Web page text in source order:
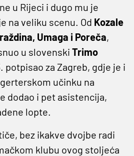
u Rijeci i dugo mu je
na veliku scenu. Od Kozale
Umaga i Poreča,
u slovenski Trimo
potpisao za Zagreb, gdje je i
učinku na
dodao i pet asistencija,
lopte.
bez ikakve dvojbe radi
klubu ovog stoljeća